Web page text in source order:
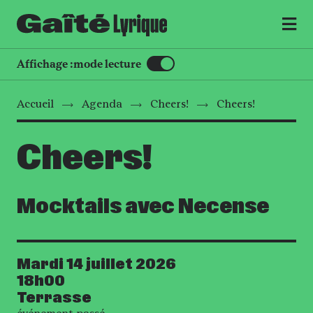
MENU
Affichage :mode lecture
Accueil Agenda Cheers! Cheers!
Cheers!
Mocktails avec Necense
Date
Mardi 14 juillet 2026
18h00
Terrasse